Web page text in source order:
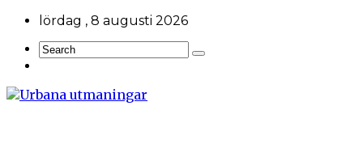
lördag , 8 augusti 2026